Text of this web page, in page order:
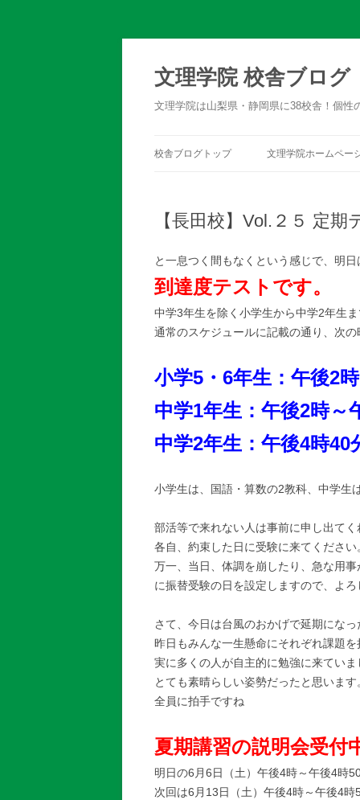
文理学院 校舎ブログ
文理学院は山梨県・静岡県に38校舎！個性
校舎ブログトップ 文理学院ホームペー
【長田校】Vol.２５ 定
と一息つく間もなくという感じで、明日
到達度テストです。
中学3年生を除く小学生から中学2年生ま
通常のスケジュールに記載の通り、次の
小学5・6年生：午後2
中学1年生：午後2時～
中学2年生：午後4時40
小学生は、国語・算数の2教科、中学生
部活等で来れない人は事前に申し出てく
各自、約束した日に受験に来てください
万一、当日、体調を崩したり、急な用
に振替受験の日を設定しますので、よろ
さて、今日は台風のおかげで延期になっ
昨日もみんな一生懸命にそれぞれ課題を
実に多くの人が自主的に勉強に来ていま
とても素晴らしい姿勢だったと思います
全員に拍手ですね
夏期講習の説明会受付
明日の6月6日（土）午後4時～午後4時
次回は6月13日（土）午後4時～午後4時